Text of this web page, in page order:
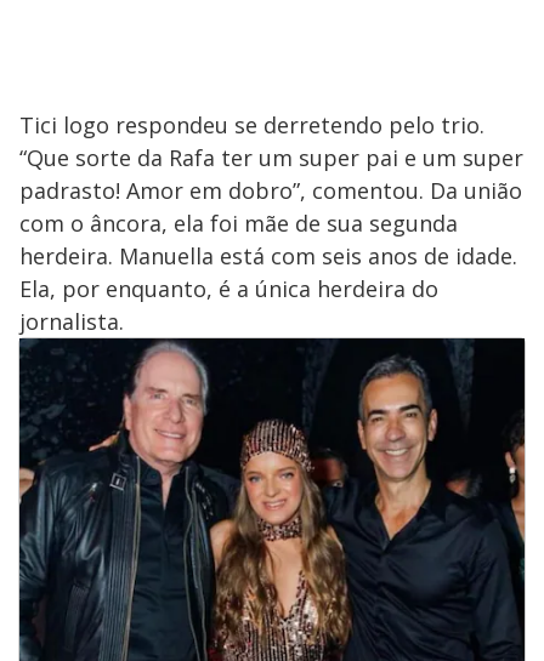
Tici logo respondeu se derretendo pelo trio.
“Que sorte da Rafa ter um super pai e um super
padrasto! Amor em dobro”, comentou. Da união
com o âncora, ela foi mãe de sua segunda
herdeira. Manuella está com seis anos de idade.
Ela, por enquanto, é a única herdeira do
jornalista.